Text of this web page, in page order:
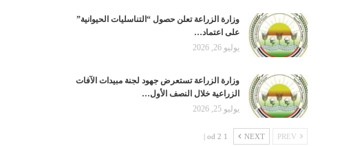
وزارة الزراعة تعلن حصول “التناسليات الحيوانية”
على اعتماد…
يوليو 26, 2026
وزارة الزراعة تستعرض جهود لجنة مبيدات الآفات
الزراعية خلال النصف الأول…
يوليو 25, 2026
NEXT
1 od 2 |